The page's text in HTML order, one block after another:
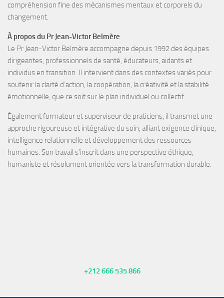
compréhension fine des mécanismes mentaux et corporels du
changement.
À propos du Pr Jean-Victor Belmère
Le Pr Jean-Victor Belmère accompagne depuis 1992 des équipes
dirigeantes, professionnels de santé, éducateurs, aidants et
individus en transition. Il intervient dans des contextes variés pour
soutenir laclarté d’action, la coopération, la créativité et la stabilité
émotionnelle, que ce soit sur le plan individuel ou collectif.
Égalementformateur etsuperviseur de praticiens, il transmet une
approche rigoureuse et intégrative du soin, alliant exigence clinique,
intelligence relationnelle et développement des ressources
humaines. Son travail s’inscrit dans une perspective éthique,
humaniste et résolument orientée vers la transformation durable.
+212 666 535 866